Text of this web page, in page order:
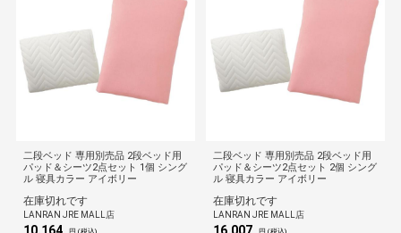
二段ベッド 専用別売品 2段ベッド用
パッド＆シーツ2点セット 1個 シング
ル 寝具カラー アイボリー
在庫切れです
LANRAN JRE MALL店
二段ベッド 専用別売品 2段ベッド用
パッド＆シーツ2点セット 2個 シング
ル 寝具カラー アイボリー
在庫切れです
LANRAN JRE MALL店